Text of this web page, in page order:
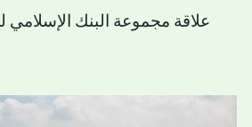
علاقة مجموعة البنك الإسلامي